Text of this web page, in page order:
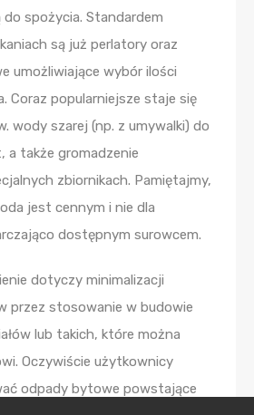
spożycia. Standardem
są już perlatory oraz
umożliwiające wybór ilości
Coraz popularniejsze staje się
wody szarej (np. z umywalki) do
a także gromadzenie
zbiornikach. Pamiętajmy,
jest cennym i nie dla
dostępnym surowcem.
dotyczy minimalizacji
przez stosowanie w budowie
lub takich, które można
Oczywiście użytkownicy
odpady bytowe powstające